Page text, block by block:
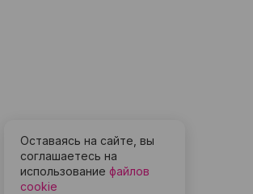
Оставаясь на сайте, вы
соглашаетесь на
использование файлов
cookie